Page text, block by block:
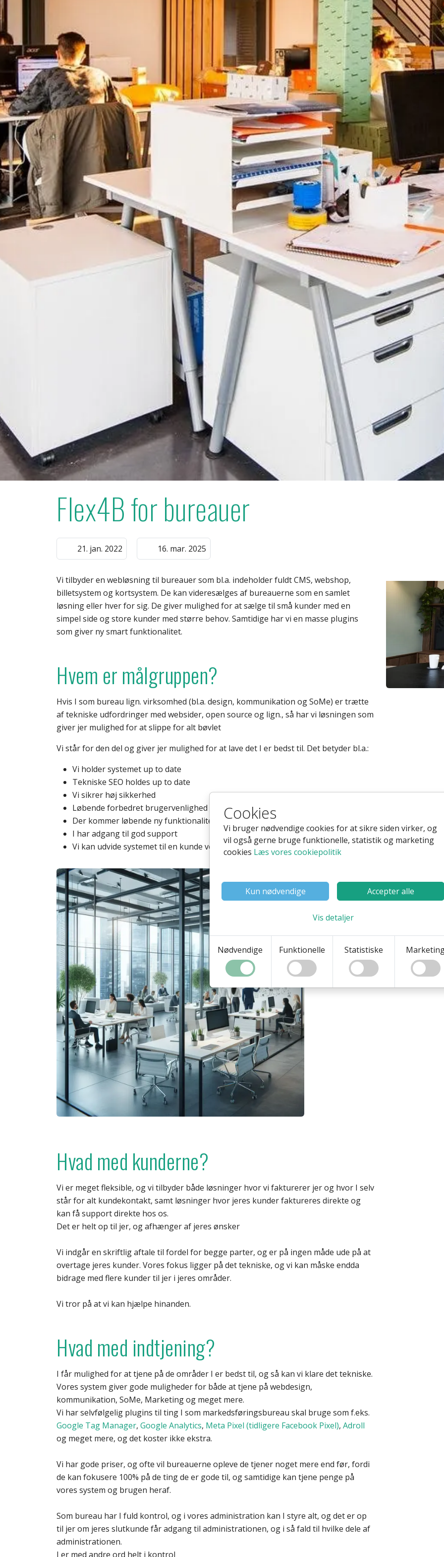
Cookies
Vi bruger nødvendige cookies for at sikre siden virker, og
vil også gerne bruge funktionelle, statistik og marketing
cookies Læs vores cookiepolitik
Kun nødvendige Accepter alle
Vis detaljer
Nødvendige Funktionelle Statistiske
Flex4B for bureauer
21. jan. 2022 16. mar. 2025
Vi tilbyder en webløsning til bureauer som bl.a. indeholder fuldt CMS, webshop,
billetsystem og kortsystem. De kan videresælges af bureauerne som en samlet
løsning eller hver for sig. De giver mulighed for at sælge til små kunder med en
simpel side og store kunder med større behov. Samtidige har vi en masse plugins
som giver ny smart funktionalitet.
Hvem er målgruppen?
Hvis I som bureau lign. virksomhed (bl.a. design, kommunikation og SoMe) er trætte
af tekniske udfordringer med websider, open source og lign., så har vi løsningen som
giver jer mulighed for at slippe for alt bøvlet
Vi står for den del og giver jer mulighed for at lave det I er bedst til. Det betyder bl.a.:
Vi holder systemet up to date
Tekniske SEO holdes up to date
Vi sikrer høj sikkerhed
Løbende forbedret brugervenlighed
Der kommer løbende ny funktionalitet og muligheder hvor en del er helt gratis
I har adgang til god support
Vi kan udvide systemet til en kunde ved behov
Hvad med kunderne?
Vi er meget fleksible, og vi tilbyder både løsninger hvor vi fakturerer jer og hvor I selv
står for alt kundekontakt, samt løsninger hvor jeres kunder faktureres direkte og
kan få support direkte hos os.
Det er helt op til jer, og afhænger af jeres ønsker
Vi indgår en skriftlig aftale til fordel for begge parter, og er på ingen måde ude på at
overtage jeres kunder. Vores fokus ligger på det tekniske, og vi kan måske endda
bidrage med flere kunder til jer i jeres områder.
Vi tror på at vi kan hjælpe hinanden.
Hvad med indtjening?
I får mulighed for at tjene på de områder I er bedst til, og så kan vi klare det tekniske.
Vores system giver gode muligheder for både at tjene på webdesign,
kommunikation, SoMe, Marketing og meget mere.
Vi har selvfølgelig plugins til ting I som markedsføringsbureau skal bruge som f.eks.
Google Tag Manager, Google Analytics, Meta Pixel (tidligere Facebook Pixel), Adroll
og meget mere, og det koster ikke ekstra.
Vi har gode priser, og ofte vil bureauerne opleve de tjener noget mere end før, fordi
de kan fokusere 100% på de ting de er gode til, og samtidige kan tjene penge på
vores system og brugen heraf.
Som bureau har I fuld kontrol, og i vores administration kan I styre alt, og det er op
til jer om jeres slutkunde får adgang til administrationen, og i så fald til hvilke dele af
administrationen.
I er med andre ord helt i kontrol